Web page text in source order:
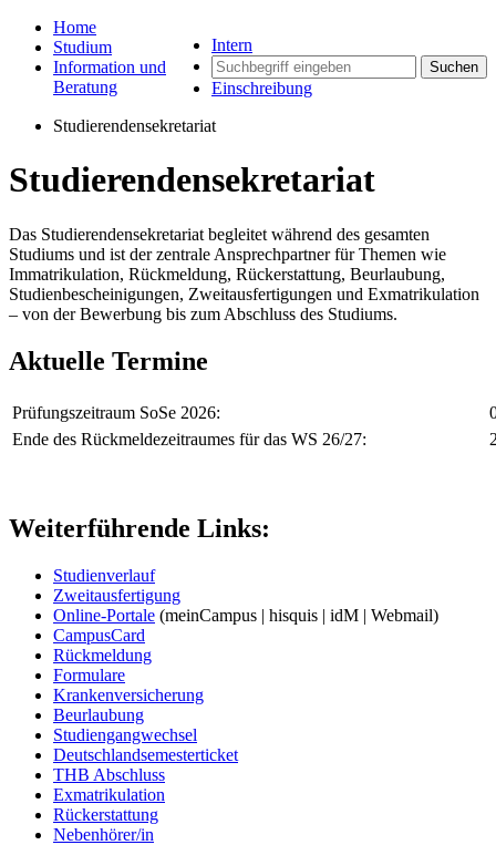
Intern
Suchen
Einschreibung
Home
Studium
Information und
Beratung
Studierendensekretariat
Studierendensekretariat
Das Studierendensekretariat begleitet während des gesamten
Studiums und ist der zentrale Ansprechpartner für Themen wie
Immatrikulation, Rückmeldung, Rückerstattung, Beurlaubung,
Studienbescheinigungen, Zweitausfertigungen und Exmatrikulation
– von der Bewerbung bis zum Abschluss des Studiums.
Aktuelle Termine
Prüfungszeitraum SoSe 2026:
Ende des Rückmeldezeitraumes für das WS 26/27:
Weiterführende Links:
Studienverlauf
Zweitausfertigung
Online-Portale (meinCampus | hisquis | idM | Webmail)
CampusCard
Rückmeldung
Formulare
Krankenversicherung
Beurlaubung
Studiengangwechsel
Deutschlandsemesterticket
THB Abschluss
Exmatrikulation
Rückerstattung
Nebenhörer/in